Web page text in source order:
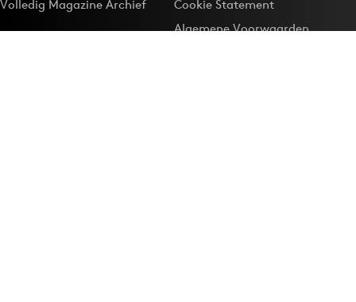
Volledig Magazine Archief
Cookie Statement
Algemene Voorwaarden